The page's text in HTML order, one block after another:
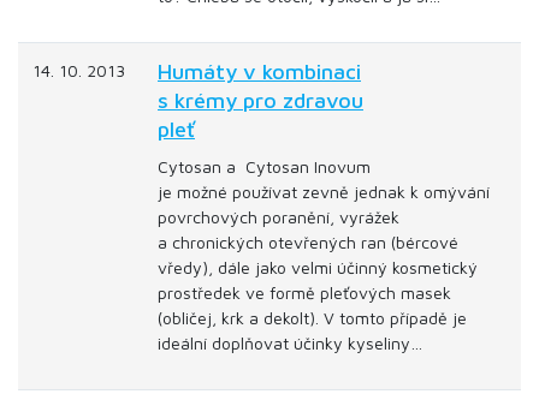
14. 10. 2013
Humáty v kombinaci
s krémy pro zdravou
pleť
Cytosan a Cytosan Inovum
je možné používat zevně jednak k omývání
povrchových poranění, vyrážek
a chronických otevřených ran (bércové
vředy), dále jako velmi účinný kosmetický
prostředek ve formě pleťových masek
(obličej, krk a dekolt). V tomto případě je
ideální doplňovat účinky kyseliny…